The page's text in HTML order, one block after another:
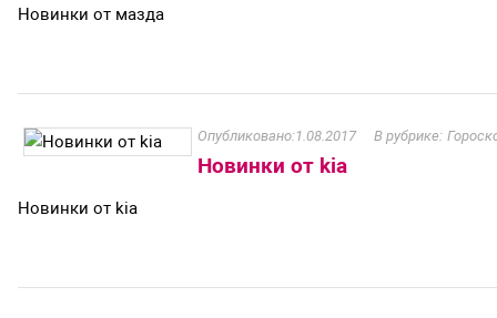
Новинки от мазда
1.08.2017
Новинки от kia
Новинки от kia